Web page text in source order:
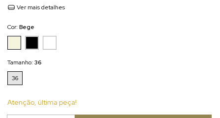
Ver mais detalhes
Cor: Bege
Tamanho: 36
36
Atenção, última peça!